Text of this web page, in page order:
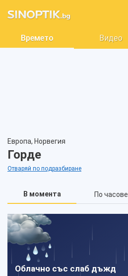
Времето Видео
Европа, Норвегия
Горде
Отваряй по подразбиране
В момента По часове
Облачно със слаб дъжд